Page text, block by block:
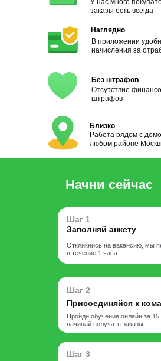
заказы есть всегда
Наглядно
В приложении
начисления за
Без штрафов
Отсутствие
штрафов
Близко
Работа рядом с
любом районе
Начни сейчас
Шаг 1
Заполняй анкету
Откликнись на вакансию, мы
в течение 1 часа
Шаг 2
Присоединяйся к
Пройди обучение онлайн за
начинай получать заказы
Шаг 3